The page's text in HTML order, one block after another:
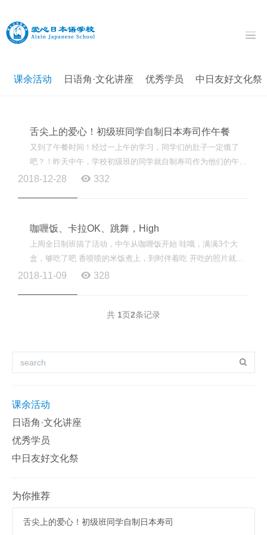
课余活动 日语角·文化讲座 优秀学员 中日友好文化祭
舌尖上的爱心！初级班同学自制日本寿司作午餐
又到了午餐时间！经过一上午的学习，同学们的肚子一定饿了
吧？！昨天中午，学校初级班的同学就自制寿司作为他们的午
餐，让我们来看看他们的厨艺，促进下大家的食欲！ 做寿司的...
2018-12-28 332
咖喱饭、卡拉OK、跳舞，High
上周全日制班搞了活动，中午从咖喱饭开始 哇哦，满满3个大
盒，够吃了吧 香喷喷的米饭煮上，到时伴着吃 开吃的照片就不
放了，省得引起大家的食欲去狂吃，哇哈哈哈...... 下午的听...
2018-11-09 328
共 1页2条记录
课余活动
日语角·文化讲座
优秀学员
中日友好文化祭
为你推荐
舌尖上的爱心！初级班同学自制日本寿司